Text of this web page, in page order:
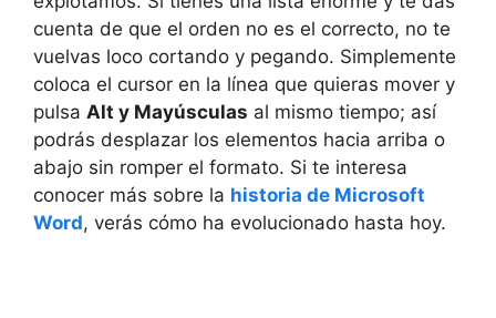
cuenta de que el orden no es el correcto, no te
vuelvas loco cortando y pegando. Simplemente
coloca el cursor en la línea que quieras mover y
pulsa Alt y Mayúsculas al mismo tiempo; así
podrás desplazar los elementos hacia arriba o
abajo sin romper el formato. Si te interesa
conocer más sobre la historia de Microsoft
Word, verás cómo ha evolucionado hasta hoy.